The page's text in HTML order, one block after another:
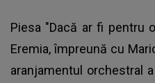
Piesa "Dacă ar fi pentru
Eremia, împreună cu
aranjamentul orchestral